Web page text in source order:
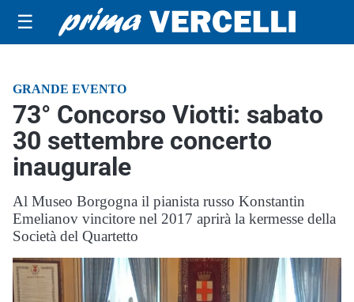
☰
GRANDE EVENTO
73° Concorso Viotti: sabato
30 settembre concerto
inaugurale
Al Museo Borgogna il pianista russo Konstantin
Emelianov vincitore nel 2017 aprirà la kermesse della
Società del Quartetto